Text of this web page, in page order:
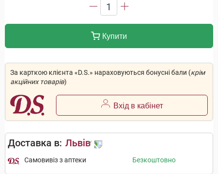
1
Купити
За карткою клієнта «D.S.» нараховуються бонусні бали (крім
акційних товарів)
Вхід в кабінет
Доставка в: Львів
Самовивіз з аптеки Безкоштовно